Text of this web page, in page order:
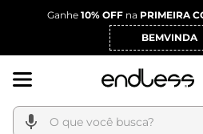
Ganhe 10% OFFna PRIMEIRA
BEMVINDA
O que você busca?